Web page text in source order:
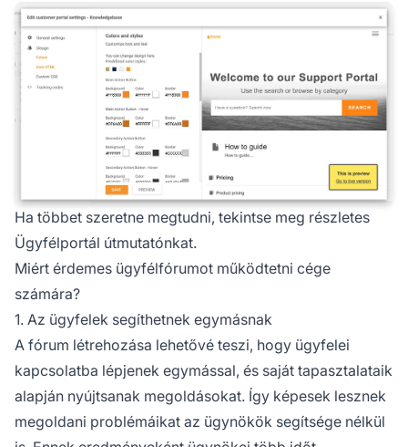
Ha többet szeretne megtudni, tekintse meg részletes
Ügyfélportál útmutatónkat.
Miért érdemes ügyfélfórumot működtetni cége
számára?
1. Az ügyfelek segíthetnek egymásnak
A fórum létrehozása lehetővé teszi, hogy ügyfelei
kapcsolatba lépjenek egymással, és saját tapasztalataik
alapján nyújtsanak megoldásokat. Így képesek lesznek
megoldani problémáikat az ügynökök segítsége nélkül